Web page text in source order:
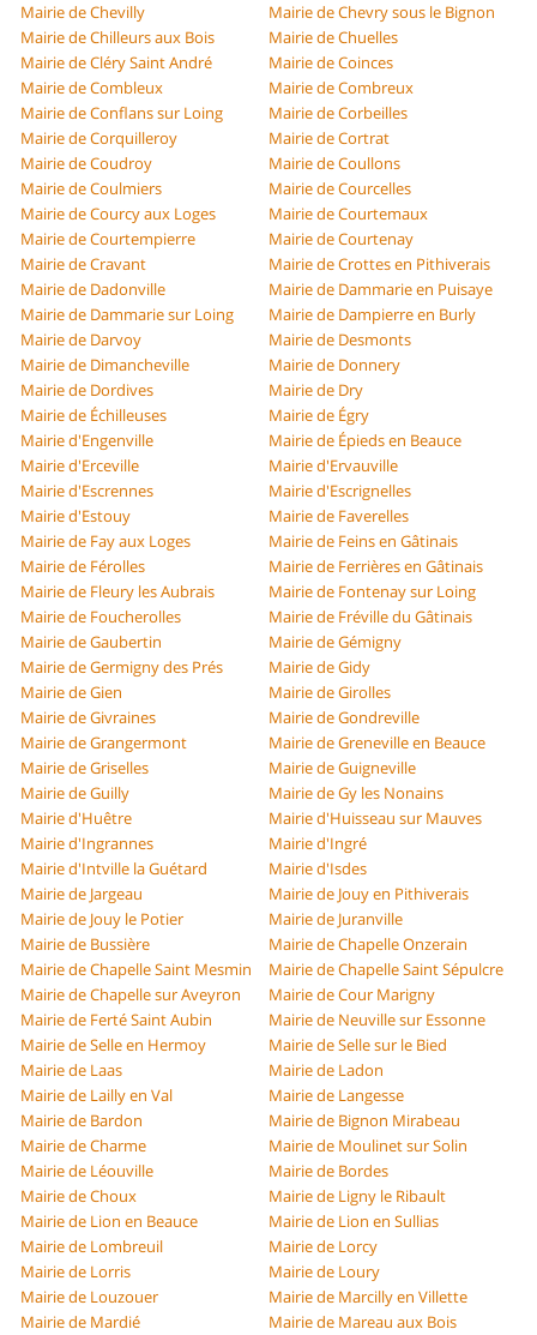
Mairie de Chevilly
Mairie de Chevry sous le Bignon
Mairie de Chilleurs aux Bois
Mairie de Chuelles
Mairie de Cléry Saint André
Mairie de Coinces
Mairie de Combleux
Mairie de Combreux
Mairie de Conflans sur Loing
Mairie de Corbeilles
Mairie de Corquilleroy
Mairie de Cortrat
Mairie de Coudroy
Mairie de Coullons
Mairie de Coulmiers
Mairie de Courcelles
Mairie de Courcy aux Loges
Mairie de Courtemaux
Mairie de Courtempierre
Mairie de Courtenay
Mairie de Cravant
Mairie de Crottes en Pithiverais
Mairie de Dadonville
Mairie de Dammarie en Puisaye
Mairie de Dammarie sur Loing
Mairie de Dampierre en Burly
Mairie de Darvoy
Mairie de Desmonts
Mairie de Dimancheville
Mairie de Donnery
Mairie de Dordives
Mairie de Dry
Mairie de Échilleuses
Mairie de Égry
Mairie d'Engenville
Mairie de Épieds en Beauce
Mairie d'Erceville
Mairie d'Ervauville
Mairie d'Escrennes
Mairie d'Escrignelles
Mairie d'Estouy
Mairie de Faverelles
Mairie de Fay aux Loges
Mairie de Feins en Gâtinais
Mairie de Férolles
Mairie de Ferrières en Gâtinais
Mairie de Fleury les Aubrais
Mairie de Fontenay sur Loing
Mairie de Foucherolles
Mairie de Fréville du Gâtinais
Mairie de Gaubertin
Mairie de Gémigny
Mairie de Germigny des Prés
Mairie de Gidy
Mairie de Gien
Mairie de Girolles
Mairie de Givraines
Mairie de Gondreville
Mairie de Grangermont
Mairie de Greneville en Beauce
Mairie de Griselles
Mairie de Guigneville
Mairie de Guilly
Mairie de Gy les Nonains
Mairie d'Huêtre
Mairie d'Huisseau sur Mauves
Mairie d'Ingrannes
Mairie d'Ingré
Mairie d'Intville la Guétard
Mairie d'Isdes
Mairie de Jargeau
Mairie de Jouy en Pithiverais
Mairie de Jouy le Potier
Mairie de Juranville
Mairie de Bussière
Mairie de Chapelle Onzerain
Mairie de Chapelle Saint Mesmin
Mairie de Chapelle Saint Sépulcre
Mairie de Chapelle sur Aveyron
Mairie de Cour Marigny
Mairie de Ferté Saint Aubin
Mairie de Neuville sur Essonne
Mairie de Selle en Hermoy
Mairie de Selle sur le Bied
Mairie de Laas
Mairie de Ladon
Mairie de Lailly en Val
Mairie de Langesse
Mairie de Bardon
Mairie de Bignon Mirabeau
Mairie de Charme
Mairie de Moulinet sur Solin
Mairie de Léouville
Mairie de Bordes
Mairie de Choux
Mairie de Ligny le Ribault
Mairie de Lion en Beauce
Mairie de Lion en Sullias
Mairie de Lombreuil
Mairie de Lorcy
Mairie de Lorris
Mairie de Loury
Mairie de Louzouer
Mairie de Marcilly en Villette
Mairie de Mardié
Mairie de Mareau aux Bois